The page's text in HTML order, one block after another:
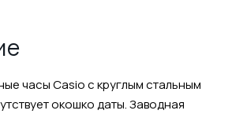
часы Casio с круглым стальным
окошко даты. Заводная